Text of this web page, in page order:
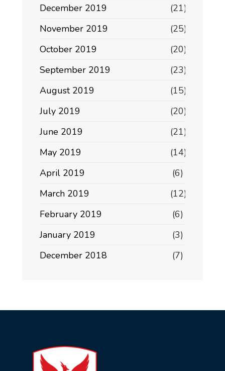
December 2019
(21)
November 2019
(25)
October 2019
(20)
September 2019
(23)
August 2019
(15)
July 2019
(20)
June 2019
(21)
May 2019
(14)
April 2019
(6)
March 2019
(12)
February 2019
(6)
January 2019
(3)
December 2018
(7)